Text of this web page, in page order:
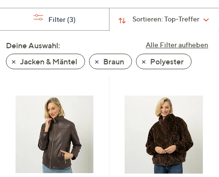
nach
und
nach
unten
oder
Sortieren:Top-Treffer
Filter (3)
Alle Filter aufheben
Deine Auswahl:
Jacken & Mäntel
Braun Polyester